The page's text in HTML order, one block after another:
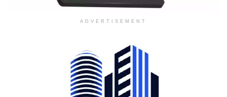
ADVERTISEMENT